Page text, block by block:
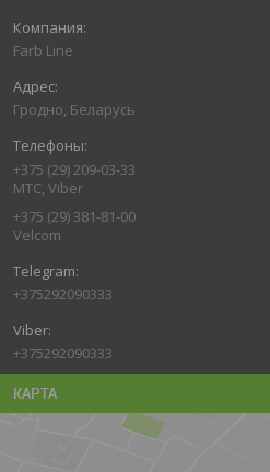
Farb Line
Гродно, Беларусь
+375 (29) 209-03-33
МТС, Viber
+375 (29) 381-81-00
Velcom
+375292090333
+375292090333
КАРТА